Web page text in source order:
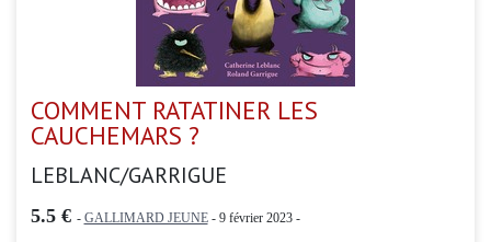
COMMENT RATATINER LES
CAUCHEMARS ?
LEBLANC/GARRIGUE
5.5 € - GALLIMARD JEUNE- 9 février 2023 -